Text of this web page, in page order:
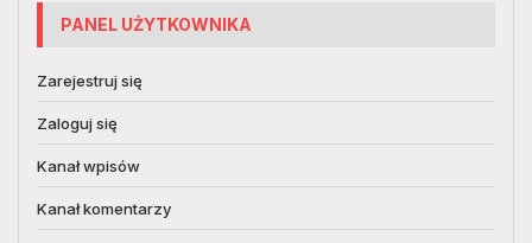
PANEL UŻYTKOWNIKA
Zarejestruj się
Zaloguj się
Kanał wpisów
Kanał komentarzy